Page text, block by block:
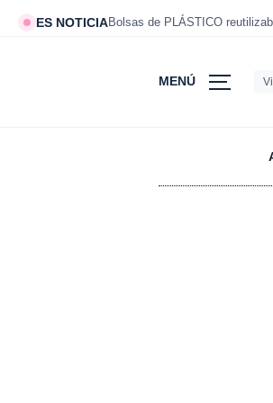
ES NOTICIABolsas de PLÁSTICO
MENÚ